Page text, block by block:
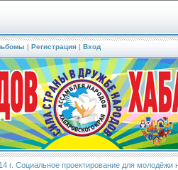
| Регистрация | Вход
г. Социальное проектирование для